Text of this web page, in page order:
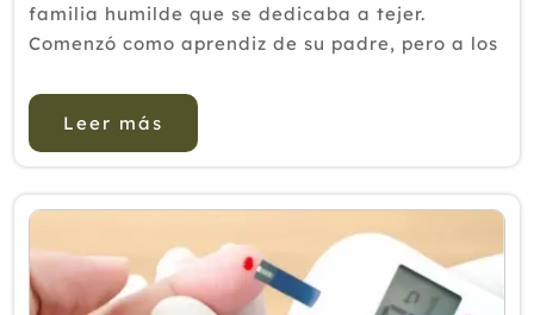
familia humilde que se dedicaba a tejer.
Comenzó como aprendiz de su padre, pero a los
en el seminario. Al a&nti...
Leer más